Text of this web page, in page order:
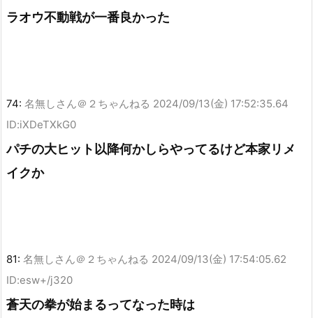
ラオウ不動戦が一番良かった
74: 名無しさん＠２ちゃんねる 2024/09/13(金) 17:52:35.64
ID:iXDeTXkG0
パチの大ヒット以降何かしらやってるけど本家リメ
イクか
81: 名無しさん＠２ちゃんねる 2024/09/13(金) 17:54:05.62
ID:esw+/j320
蒼天の拳が始まるってなった時は